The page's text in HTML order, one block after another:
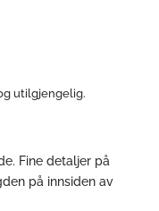
utilgjengelig.
Fine detaljer på
på innsiden av